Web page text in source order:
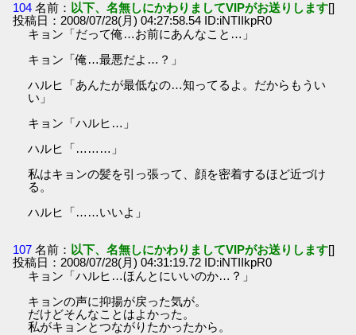
104 名前： 以下、名無しにかわりましてVIPがお送りします[]
投稿日：2008/07/28(月) 04:27:58.54 ID:iNTIIkpR0
キョン「だって俺…お前にあんなこと…」
キョン「俺…最悪だよ…？」
ハルヒ「あんたが最低なの…知ってるよ。だからもうい
い」
キョン「ハルヒ…」
ハルヒ「………」
私はキョンの髪を引っ張って、顔を密着するほど近づけ
る。
ハルヒ「……いいよ」
107 名前： 以下、名無しにかわりましてVIPがお送りします[]
投稿日：2008/07/28(月) 04:31:19.72 ID:iNTIIkpR0
キョン「ハルヒ…ほんとにいいのか…？」
キョンの声に抑揚が戻った気が。
だけどそんなことはよかった。
私がキョンとつながりたかったから。